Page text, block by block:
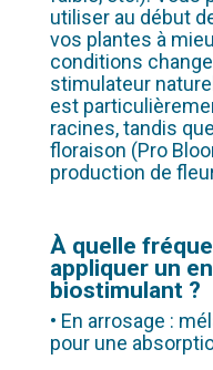
utiliser au début
vos plantes à
conditions
stimulateur
est
racines, tandis
floraison (Pro
production de
À quelle
appliquer un
biostimulant ?
• En arrosage :
pour une